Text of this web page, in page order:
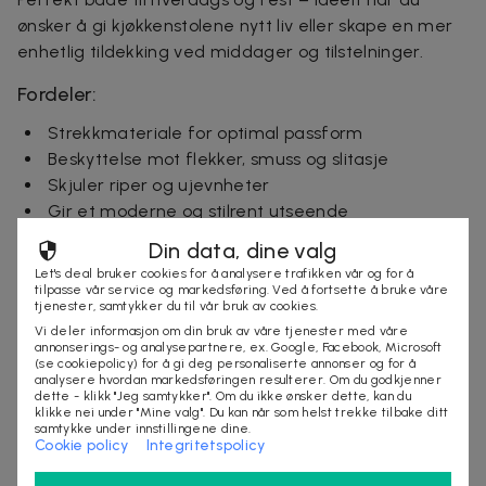
ønsker å gi kjøkkenstolene nytt liv eller skape en mer
enhetlig tildekking ved middager og tilstelninger.
Fordeler:
Strekkmateriale for optimal passform
Beskyttelse mot flekker, smuss og slitasje
Skjuler riper og ujevnheter
Gir et moderne og stilrent utseende
Enkle å ta av og på
Maskinvaskbare for enkel rengjøring
Egenskaper:
Sydde elastiske bånd for stabil passform
Mykt, men slitesterkt stoff
Tykt materiale som ikke er gjennomskinnelig
Dekker hele stolen for komplett beskyttelse
Passer de fleste standardstoler
Din data, dine valg
Let's deal bruker cookies for å analysere trafikken vår og for å
tilpasse vår service og markedsføring. Ved å fortsette å bruke våre
tjenester, samtykker du til vår bruk av cookies.
Vi deler informasjon om din bruk av våre tjenester med våre
annonserings- og analysepartnere, ex. Google, Facebook, Microsoft
(se cookiepolicy) for å gi deg personaliserte annonser og for å
analysere hvordan markedsføringen resulterer. Om du godkjenner
dette - klikk "Jeg samtykker". Om du ikke ønsker dette, kan du
klikke nei under "Mine valg". Du kan når som helst trekke tilbake ditt
samtykke under innstillingene dine.
Cookie policy Integritetspolicy